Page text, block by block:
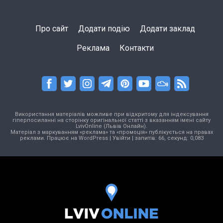
Про сайт Додати подію Додати заклад
Реклама Контакти
Використання матеріалів можливе при відкритому для індексування
гіперпосиланні на сторінку оригінальної статті з вказанням імені сайту
LvivOnline (Львів Онлайн).
Матеріал з маркуванням «реклама» та «промоція» публікується на правах
реклами. Працює на WordPress| Увійти | запитів: 66, секунд: 0,083